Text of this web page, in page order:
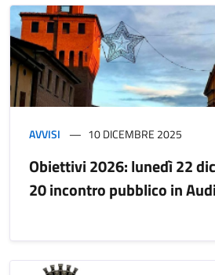
AVVISI 10 DICEMBRE 2025
Obiettivi 2026: lunedì 22
20 incontro pubblico in